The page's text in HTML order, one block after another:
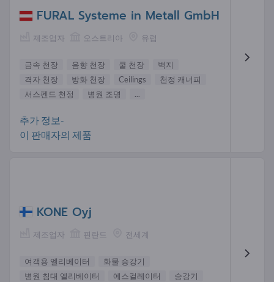
FURAL Systeme in Metall GmbH
제조업자 오스트리아 유럽
금속 천장 음향 천장 쿨 천장
벽지
격자 천장
방화 천장 Ceilings
천정 캐너피
서스펜드 천정
병원 조명 ...
추가 정보-
이 판매자의 제품
KONE Oyj
제조업자 핀란드 전세계
여객용 엘리베이터
화물 승강기
병원 침대 엘리베이터
에스컬레이터
승강기